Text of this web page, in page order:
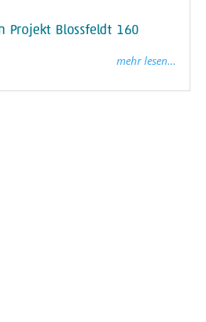
Projekt Blossfeldt 160
mehr lesen...